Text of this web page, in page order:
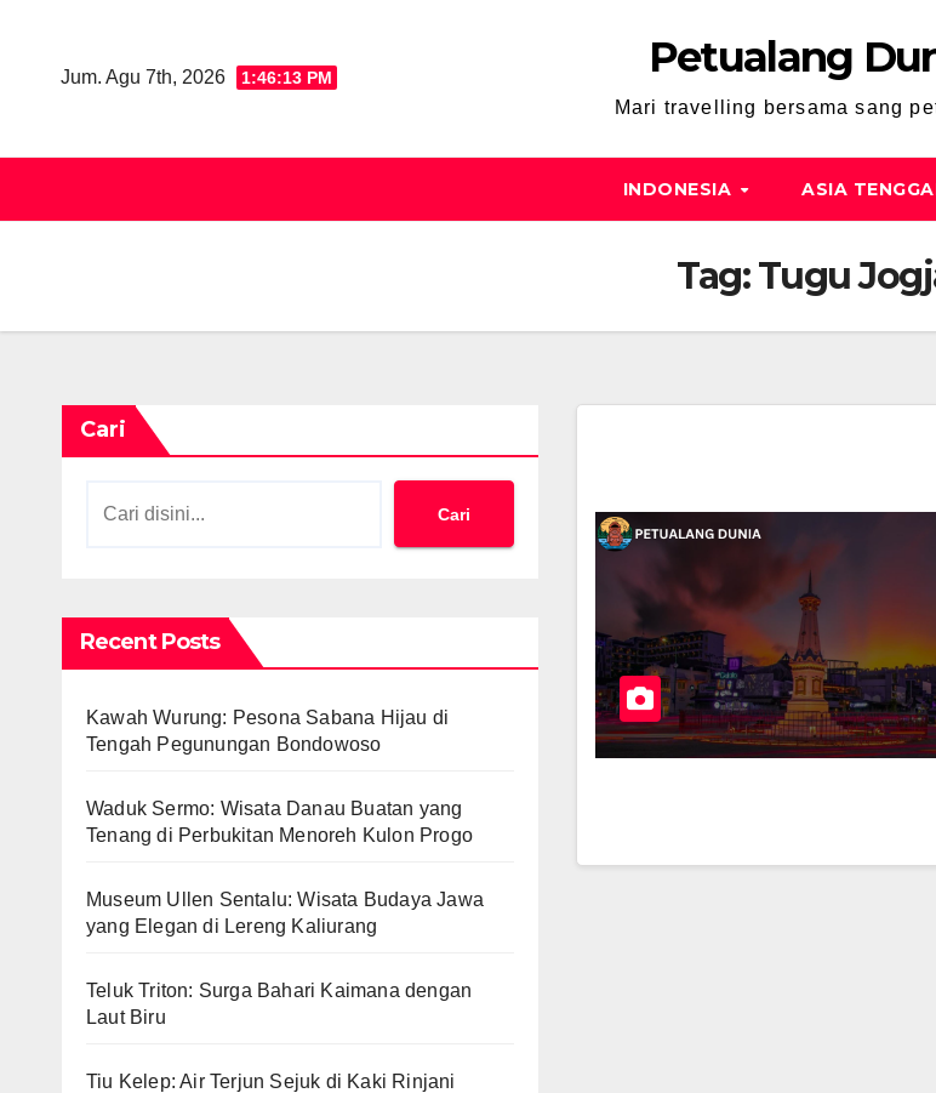
content
Jum. Agu 7th, 2026 1:46:14 PM Petualang
Mari travelling bersama sang
INDONESIA ASIA
Tag:Tugu
Cari
Cari
Recent Posts
Kawah Wurung: Pesona Sabana Hijau di
Tengah Pegunungan Bondowoso
Waduk Sermo: Wisata Danau Buatan yang
Tenang di Perbukitan Menoreh Kulon Progo
Museum Ullen Sentalu: Wisata Budaya Jawa
yang Elegan di Lereng Kaliurang
Teluk Triton: Surga Bahari Kaimana dengan
Laut Biru
Tiu Kelep: Air Terjun Sejuk di Kaki Rinjani